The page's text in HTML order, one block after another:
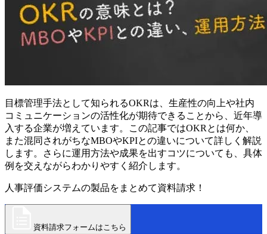
目標管理手法として知られるOKRは、生産性の向上や社内
コミュニケーションの活性化が期待できることから、近年導
入する企業が増えています。この記事ではOKRとは何か、
また混同されがちなMBOやKPIとの違いについて詳しく解説
します。さらに運用方法や成果を出すコツについても、具体
例を交えながらわかりやすく紹介します。
人事評価システムの製品をまとめて資料請求！
資料請求フォームはこちら